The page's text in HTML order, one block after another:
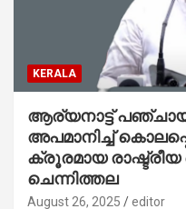
KERALA
ആര്യനാട്ട്
അപമാനിച്ച്
ക്രൂരമായ
ചെന്നിത്തല
August 26, 2025 editor